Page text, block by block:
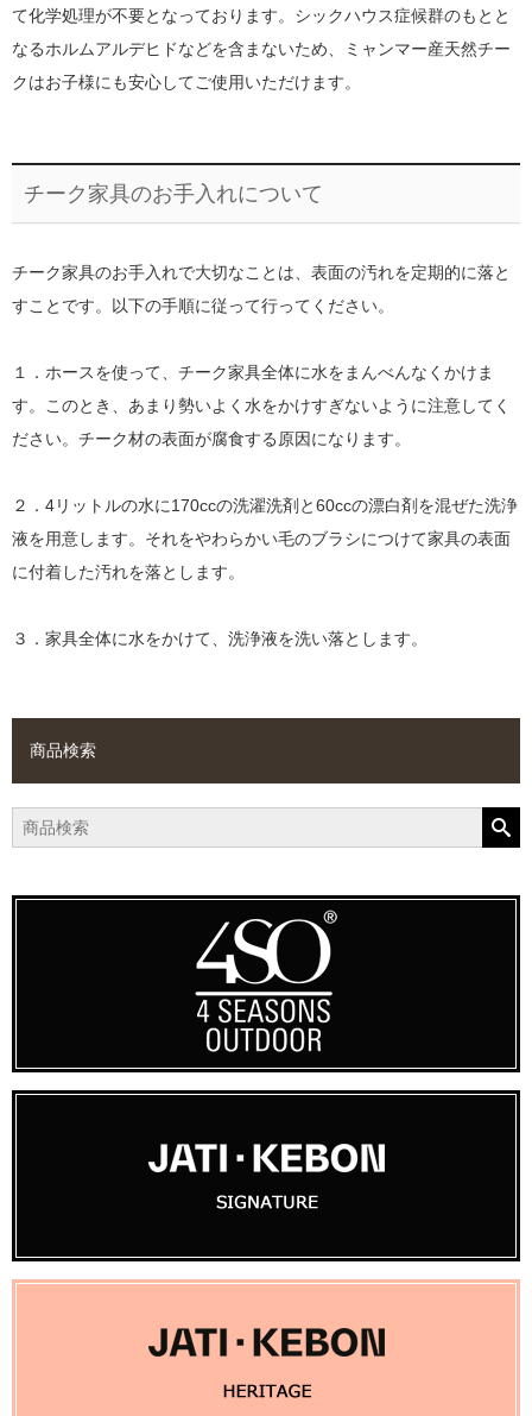
て化学処理が不要となっております。シックハウス症候群のもとと
なるホルムアルデヒドなどを含まないため、ミャンマー産天然チー
クはお子様にも安心してご使用いただけます。
チーク家具のお手入れについて
チーク家具のお手入れで大切なことは、表面の汚れを定期的に落と
すことです。以下の手順に従って行ってください。
１．ホースを使って、チーク家具全体に水をまんべんなくかけま
す。このとき、あまり勢いよく水をかけすぎないように注意してく
ださい。チーク材の表面が腐食する原因になります。
２．4リットルの水に170ccの洗濯洗剤と60ccの漂白剤を混ぜた洗浄
液を用意します。それをやわらかい毛のブラシにつけて家具の表面
に付着した汚れを落とします。
３．家具全体に水をかけて、洗浄液を洗い落とします。
商品検索